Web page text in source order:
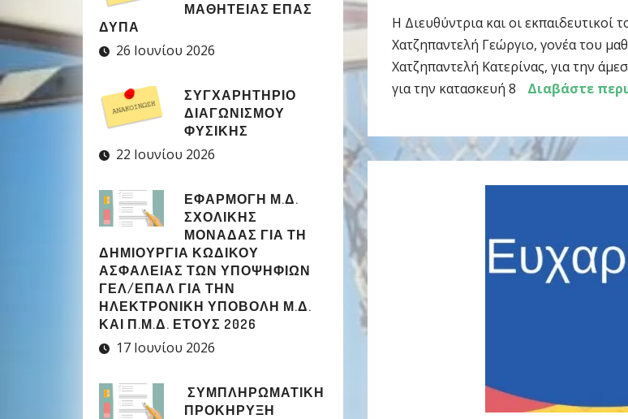
Η Διευθύντρια και οι
Χατζηπαντελή Γεώργιο, γονέα του
Χατζηπαντελή Κατερίνας, για την
για την κατασκευή 8
Διαβάστε
ΜΑΘΗΤΕΙΑΣ ΕΠΑΣ
ΔΥΠΑ
26 Ιουνίου 2026
ΣΥΓΧΑΡΗΤΉΡΙΟ
ΔΙΑΓΩΝΙΣΜΟΎ
ΦΥΣΙΚΉΣ
22 Ιουνίου 2026
ΕΦΑΡΜΟΓΉ Μ.Δ.
ΣΧΟΛΙΚΉΣ
ΜΟΝΆΔΑΣ ΓΙΑ ΤΗ
ΔΗΜΙΟΥΡΓΊΑ ΚΩΔΙΚΟΎ
ΑΣΦΑΛΕΊΑΣ ΤΩΝ ΥΠΟΨΗΦΊΩΝ
ΓΕΛ/ΕΠΑΛ ΓΙΑ ΤΗΝ
ΗΛΕΚΤΡΟΝΙΚΉ ΥΠΟΒΟΛΉ Μ.Δ.
ΚΑΙ Π.Μ.Δ. ΈΤΟΥΣ 2026
17 Ιουνίου 2026
ΣΥΜΠΛΗΡΩΜΑΤΙΚΉ
ΠΡΟΚΉΡΥΞΗ